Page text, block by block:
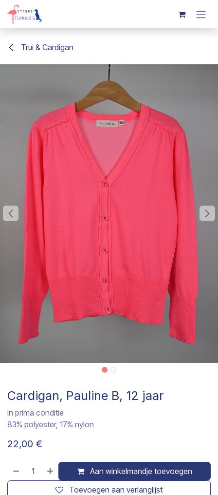
Overslaan naar inhoud
Trui & Cardigan
Cardigan, Pauline B, 12 jaar
In prima conditie
83% polyester, 17% nylon
22,00 €
Aan winkelmandje toevoegen
Toevoegen aan verlanglijst